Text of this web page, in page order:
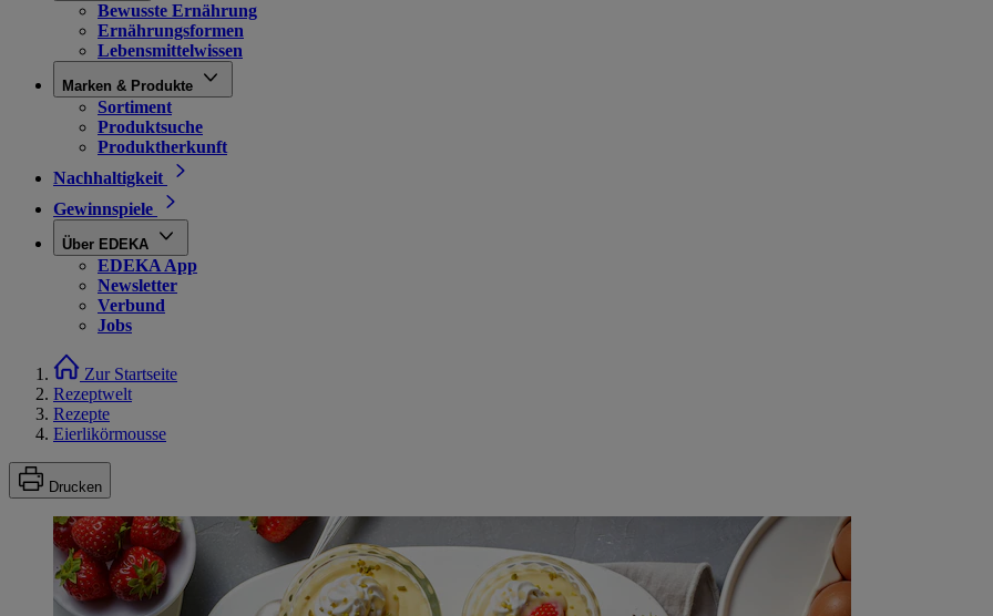
Bewusste Ernährung
Ernährungsformen
Lebensmittelwissen
Marken & Produkte
Sortiment
Produktsuche
Produktherkunft
Nachhaltigkeit
Gewinnspiele
Über EDEKA
EDEKA App
Newsletter
Verbund
Jobs
Zur Startseite
Rezeptwelt
Rezepte
Eierlikörmousse
Drucken